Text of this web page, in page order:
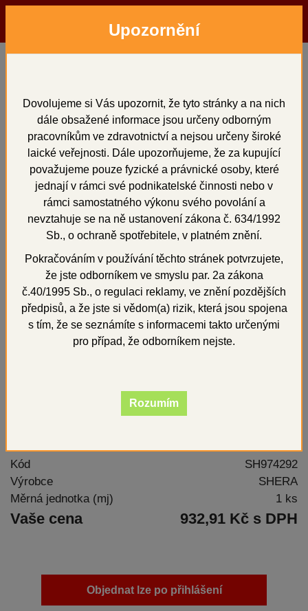
Hledat Přihlásit
KRUHOVÁ RETENCE 25
ks
Kód
SH974292
Výrobce
SHERA
Měrná jednotka (mj)
1 ks
Vaše cena 932,91 Kč s DPH
Objednat lze po přihlášení
Upozornění
Dovolujeme si Vás upozornit, že tyto stránky a na nich
dále obsažené informace jsou určeny odborným
pracovníkům ve zdravotnictví a nejsou určeny široké
laické veřejnosti. Dále upozorňujeme, že za kupující
považujeme pouze fyzické a právnické osoby, které
jednají v rámci své podnikatelské činnosti nebo v
rámci samostatného výkonu svého povolání a
nevztahuje se na ně ustanovení zákona č. 634/1992
Sb., o ochraně spotřebitele, v platném znění.
Pokračováním v používání těchto stránek potvrzujete,
že jste odborníkem ve smyslu par. 2a zákona
č.40/1995 Sb., o regulaci reklamy, ve znění pozdějších
předpisů, a že jste si vědom(a) rizik, která jsou spojena
s tím, že se seznámíte s informacemi takto určenými
pro případ, že odborníkem nejste.
Rozumím